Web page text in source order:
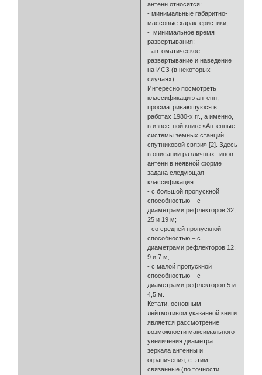
антенн относятся:
- минимальные габаритно-
массовые характеристики;
- минимальное время
развертывания;
- автоматическое
развертывание и наведение
на ИСЗ (в некоторых
случаях).
Интересно посмотреть
классификацию антенн,
просматривающуюся в
работах 1980-х гг., а именно,
в известной книге «Антенные
системы земных станций
спутниковой связи» [2]. Здесь
в описании различных типов
антенн в неявной форме
задана следующая
классификация:
- с большой пропускной
способностью – с
диаметрами рефлекторов 32,
25 и 19 м;
- со средней пропускной
способностью – с
диаметрами рефлекторов 12,
9 и 7 м;
- с малой пропускной
способностью – с
диаметрами рефлекторов 5 и
4,5 м.
Кстати, основным
лейтмотивом указанной книги
является рассмотрение
возможности максимального
увеличения диаметра
зеркала антенны и
ограничения, с этим
связанные (по точности